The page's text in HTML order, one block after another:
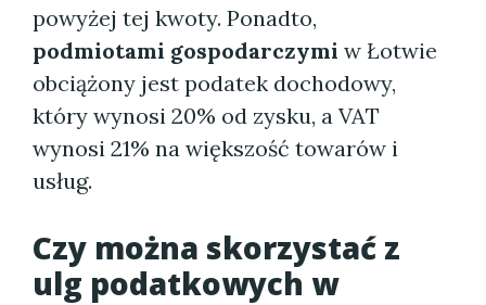
powyżej tej kwoty. Ponadto,
podmiotami gospodarczymi w Łotwie
obciążony jest podatek dochodowy,
który wynosi 20% od zysku, a VAT
wynosi 21% na większość towarów i
usług.
Czy można skorzystać z
ulg podatkowych w